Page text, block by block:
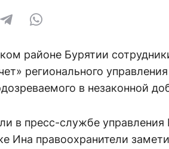
районе Бурятии
регионального
в незаконной
в пресс-службе управления
Ина правоохранители